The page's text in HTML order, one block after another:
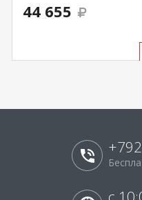
44 655